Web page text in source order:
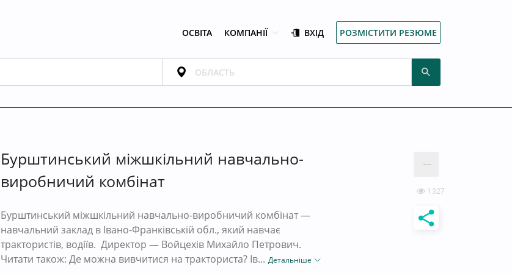
ОСВІТА КОМПАНІЇ ВХІД РОЗМІСТИТИ РЕЗЮМЕ
Бурштинський міжшкільний навчально-
виробничий комбінат
Бурштинський міжшкільний навчально-виробничий комбінат —
навчальний заклад в Івано-Франківській обл., який навчає
трактористів, водіїв. Директор — Войцехів Михайло Петрович.
Читати також: Де можна вивчитися на тракториста? Ів... Детальніше
1327